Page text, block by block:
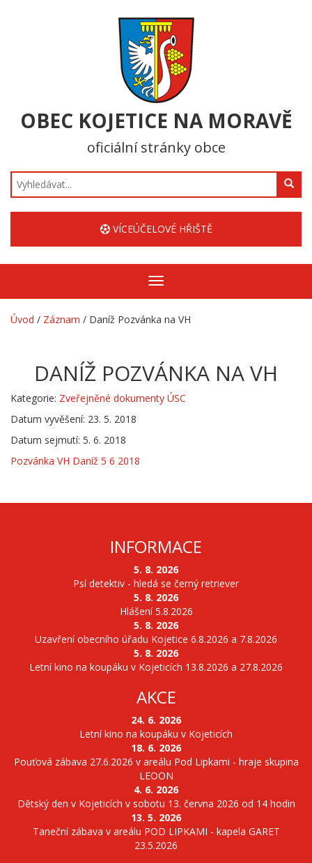
OBEC KOJETICE NA MORAVĚ
oficiální stránky obce
Hledat
VÍCEÚČELOVÉ HŘIŠTĚ
Zobrazit/skrýt
navigaci
Úvod / Záznam / Daníž Pozvánka na VH
DANÍŽ POZVÁNKA NA VH
Kategorie: Zveřejněné dokumenty ÚSC
Datum vyvěšení: 23. 5. 2018
Datum sejmutí: 5. 6. 2018
Pozvánka VH Daníž 5 6 2018
INFORMACE
5. 8. 2026
Psí detektiv - hledá se černý retriever
5. 8. 2026
Hlášení 5.8.2026
5. 8. 2026
Uzavření obecního úřadu Kojetice 6.8.2026 a 7.8.2026
5. 8. 2026
Letní kino na koupáku v Kojeticích 13.8.2026 a 27.8.2026
AKCE
24. 6. 2026
Letní kino na koupáku v Kojeticích
18. 6. 2026
Pouťová zábava 27.6.2026 v areálu Pod Lipkami - hraje skupina
LEOON
4. 6. 2026
Dětský den v Kojeticích v sobotu 13. června 2026 od 14 hodin
13. 5. 2026
Taneční zábava v areálu POD LIPKAMI - kapela GARET
23.5.2026